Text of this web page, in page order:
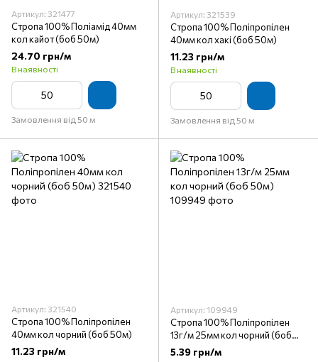
Артикул: 321477
Стропа 100% Поліамід 40мм
кол кайот (боб 50м)
24.70 грн/м
В наявності
Замовлення від 50 м
Артикул: 321539
Стропа 100% Поліпропілен
40мм кол хакі (боб 50м)
11.23 грн/м
В наявності
Замовлення від 50 м
Артикул: 321540
Стропа 100% Поліпропілен
40мм кол чорний (боб 50м)
11.23 грн/м
Артикул: 109949
Стропа 100% Поліпропілен
13г/м 25мм кол чорний (боб
50м)
5.39 грн/м